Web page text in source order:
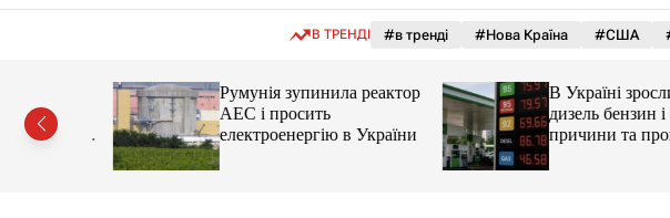
В ТРЕНДІ #в тренді #Нова Країна #США
цін і
Румунія зупинила реактор
АЕС і просить
електроенергію в України
В Україні зросли
дизель бензин і
причини та